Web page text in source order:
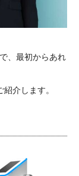
、最初からあれ
介します。